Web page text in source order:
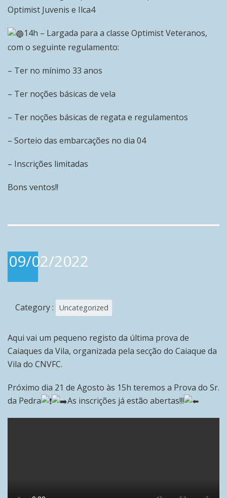
Optimist Juvenis e Ilca4
14h – Largada para a classe Optimist Veteranos,
com o seguinte regulamento:
– Ter no mínimo 33 anos
– Ter noções básicas de vela
– Ter noções básicas de regata e regulamentos
– Sorteio das embarcações no dia 04
– Inscrições limitadas
Bons ventos!!
09/02/2022
Category : Uncategorized
Aqui vai um pequeno registo da última prova de
Caiaques da Vila, organizada pela secção do Caiaque da
Vila do CNVFC.
Próximo dia 21 de Agosto às 15h teremos a Prova do Sr.
da Pedra
As inscrições já estão abertas!!!